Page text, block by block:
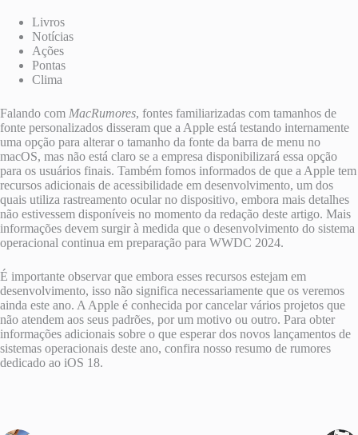
Livros
Notícias
Ações
Pontas
Clima
Falando com MacRumores, fontes familiarizadas com tamanhos de
fonte personalizados disseram que a Apple está testando internamente
uma opção para alterar o tamanho da fonte da barra de menu no
macOS, mas não está claro se a empresa disponibilizará essa opção
para os usuários finais. Também fomos informados de que a Apple tem
recursos adicionais de acessibilidade em desenvolvimento, um dos
quais utiliza rastreamento ocular no dispositivo, embora mais detalhes
não estivessem disponíveis no momento da redação deste artigo. Mais
informações devem surgir à medida que o desenvolvimento do sistema
operacional continua em preparação para WWDC 2024.
É importante observar que embora esses recursos estejam em
desenvolvimento, isso não significa necessariamente que os veremos
ainda este ano. A Apple é conhecida por cancelar vários projetos que
não atendem aos seus padrões, por um motivo ou outro. Para obter
informações adicionais sobre o que esperar dos novos lançamentos de
sistemas operacionais deste ano, confira nosso resumo de rumores
dedicado ao iOS 18.